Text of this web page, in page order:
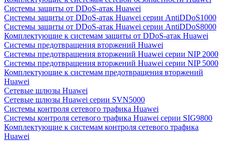
Системы защиты от DDoS-атак Huawei
Системы защиты от DDoS-атак Huawei серии AntiDDoS1000
Системы защиты от DDoS-атак Huawei серии AntiDDoS8000
Комплектующие к системам защиты от DDoS-атак Huawei
Системы предотвращения вторжений Huawei
Системы предотвращения вторжений Huawei серии NIP 2000
Системы предотвращения вторжений Huawei серии NIP 5000
Комплектующие к системам предотвращения вторжений
Huawei
Сетевые шлюзы Huawei
Сетевые шлюзы Huawei серии SVN5000
Системы контроля сетевого трафика Huawei
Системы контроля сетевого трафика Huawei серии SIG9800
Комплектующие к системам контроля сетевого трафика
Huawei